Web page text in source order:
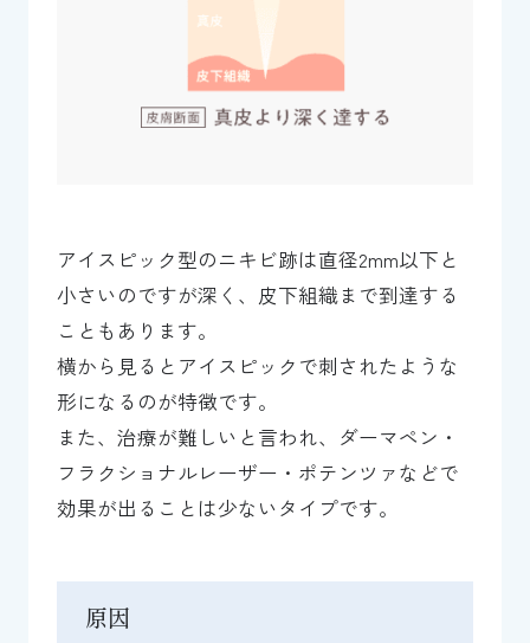
アイスピック型のニキビ跡は直径2mm以下と
小さいのですが深く、皮下組織まで到達する
こともあります。
横から見るとアイスピックで刺されたような
形になるのが特徴です。
また、治療が難しいと言われ、ダーマペン・
フラクショナルレーザー・ポテンツァなどで
効果が出ることは少ないタイプです。
原因